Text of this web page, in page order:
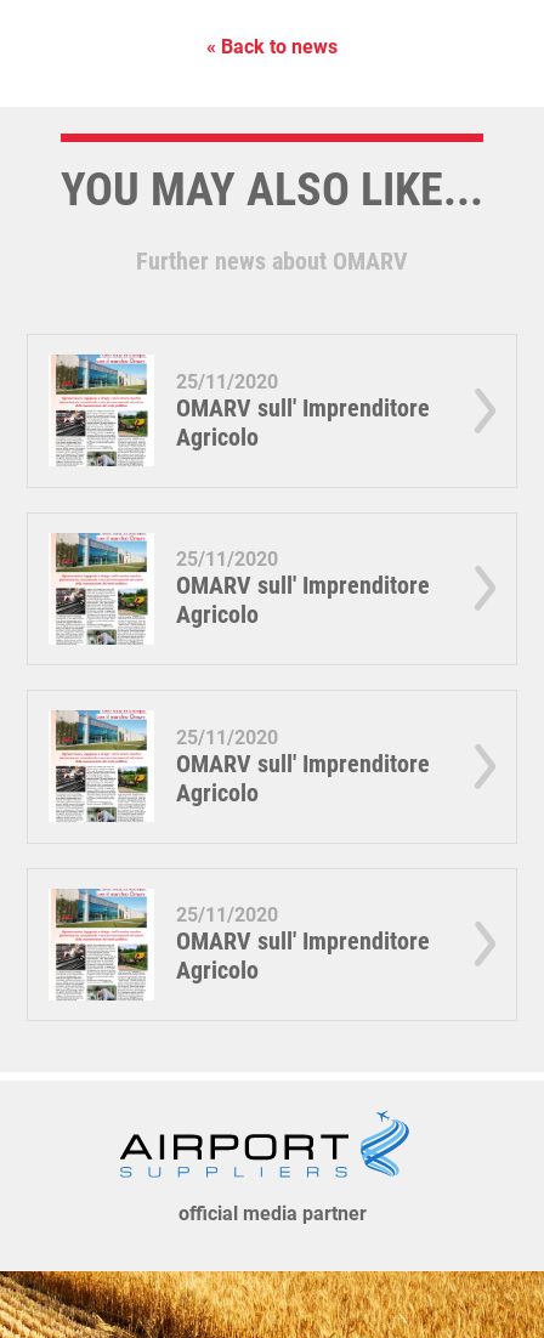
« Back to news
YOU MAY ALSO LIKE...
Further news about OMARV
25/11/2020
OMARV sull' Imprenditore
Agricolo
25/11/2020
OMARV sull' Imprenditore
Agricolo
25/11/2020
OMARV sull' Imprenditore
Agricolo
25/11/2020
OMARV sull' Imprenditore
Agricolo
official media partner